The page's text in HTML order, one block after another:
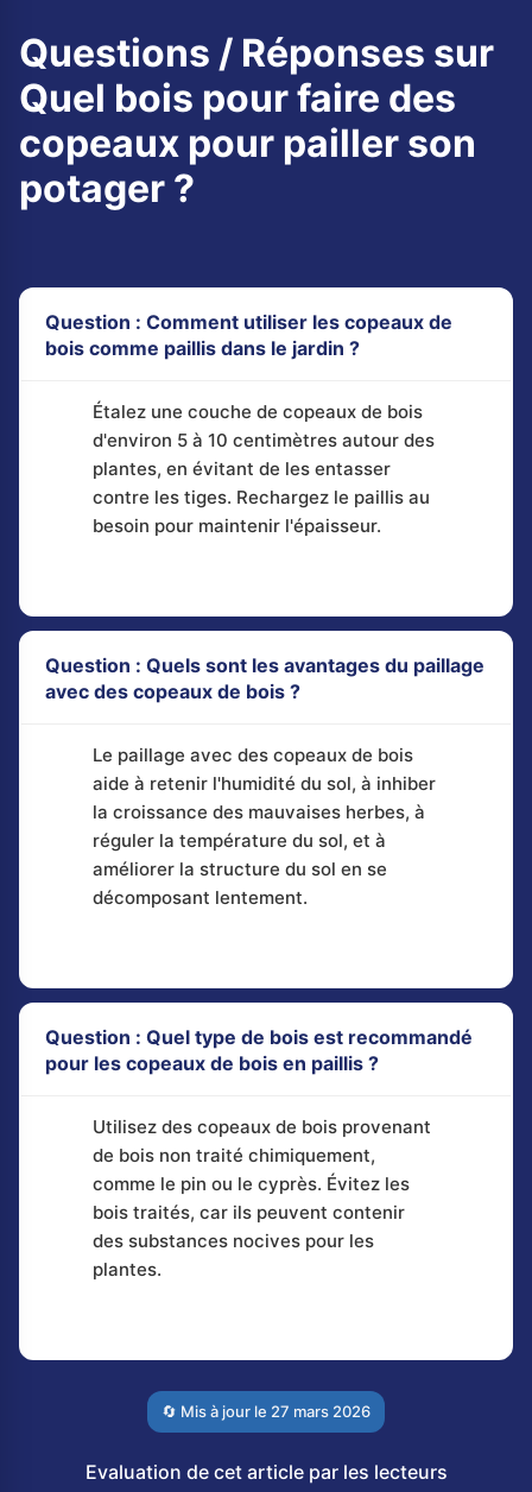
Questions / Réponses sur
Quel bois pour faire des
copeaux pour pailler son
potager ?
Question : Comment utiliser les copeaux de
bois comme paillis dans le jardin ?
Étalez une couche de copeaux de bois
d'environ 5 à 10 centimètres autour des
plantes, en évitant de les entasser
contre les tiges. Rechargez le paillis au
besoin pour maintenir l'épaisseur.
Question : Quels sont les avantages du paillage
avec des copeaux de bois ?
Le paillage avec des copeaux de bois
aide à retenir l'humidité du sol, à inhiber
la croissance des mauvaises herbes, à
réguler la température du sol, et à
améliorer la structure du sol en se
décomposant lentement.
Question : Quel type de bois est recommandé
pour les copeaux de bois en paillis ?
Utilisez des copeaux de bois provenant
de bois non traité chimiquement,
comme le pin ou le cyprès. Évitez les
bois traités, car ils peuvent contenir
des substances nocives pour les
plantes.
🔄 Mis à jour le 27 mars 2026
Evaluation de cet article par les lecteurs